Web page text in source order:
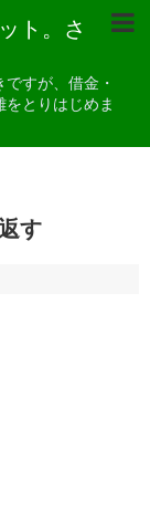
ト。さ
すが、借金・
とりはじめま
す